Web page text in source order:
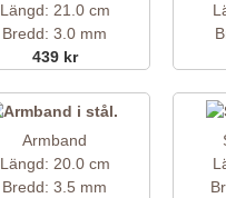
Längd: 21.0 cm
Bredd: 3.0 mm
439 kr
Armband
Längd: 20.0 cm
Bredd: 3.5 mm